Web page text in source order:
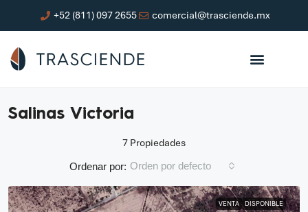
+52 (811) 097 2655 comercial@trasciende.mx
Salinas Victoria
7 Propiedades
Ordenar por: Orden por defecto
VENTA DISPONIBLE